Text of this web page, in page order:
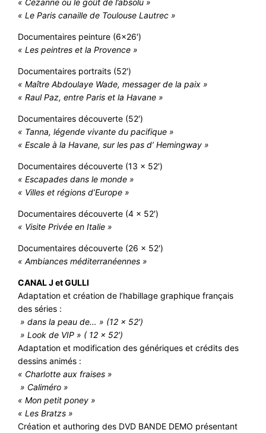
« Le Paris canaille de Toulouse Lautrec »
Documentaires peinture (6×26′)
« Les peintres et la Provence »
Documentaires portraits (52′)
« Maître Abdoulaye Wade, messager de la paix »
« Raul Paz, entre Paris et la Havane »
Documentaires découverte (52′)
« Tanna, légende vivante du pacifique »
« Escale à la Havane, sur les pas d’ Hemingway »
Documentaires découverte (13 x 52′)
« Escapades dans le monde »
« Villes et régions d’Europe »
Documentaires découverte (4 x 52′)
« Visite Privée en Italie »
Documentaires découverte (26 x 52′)
« Ambiances méditerranéennes »
CANAL J et GULLI
Adaptation et création de l’habillage graphique français
des séries :
» dans la peau de… » (12 x 52′)
» Look de VIP » ( 12 x 52′)
Adaptation et modification des génériques et crédits des
dessins animés :
« Charlotte aux fraises »
» Caliméro »
« Mon petit poney »
« Les Bratzs »
Création et authoring des DVD BANDE DEMO présentant